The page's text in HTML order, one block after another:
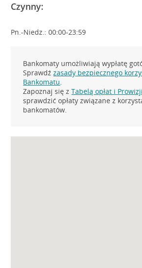
Czynny:
Pn.-Niedz.: 00:00-23:59
Bankomaty umożliwiają wypłatę
Sprawdźzasady bezpiecznego
Bankomatu.
Zapoznaj się zTabelą opłat i Prowizji
sprawdzić opłaty związane z
bankomatów.